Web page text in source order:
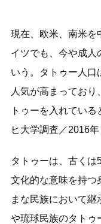
現在、欧米、南米を
イツでも、今や成人
いう。タトゥー人口
人気が高まってお
トゥーを入れてい
ヒ大学調査／2016年
タトゥーは、古くは
文化的な意味を持つ
まな民族において
や琉球民族のタトゥ